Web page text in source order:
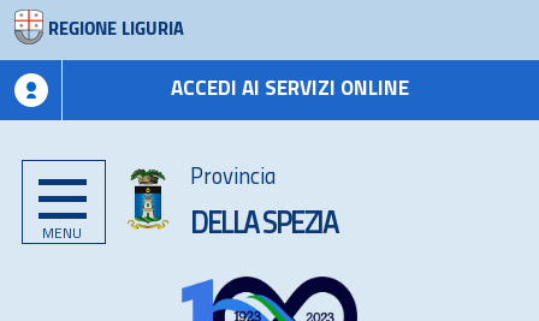
REGIONE LIGURIA
ACCEDI AI SERVIZI ONLINE
MENU
Provincia
DELLA SPEZIA